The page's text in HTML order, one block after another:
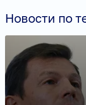
Новости по